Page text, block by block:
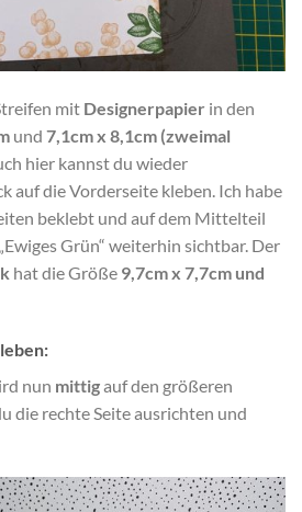
mit Designerpapier in den
und 7,1cm x 8,1cm (zweimal
hier kannst du wieder
auf die Vorderseite kleben. Ich habe
beklebt und auf dem Mittelteil
Grün“ weiterhin sichtbar. Der
hat die Größe 9,7cm x 7,7cm und
nun mittigauf den größeren
die rechte Seite ausrichten und